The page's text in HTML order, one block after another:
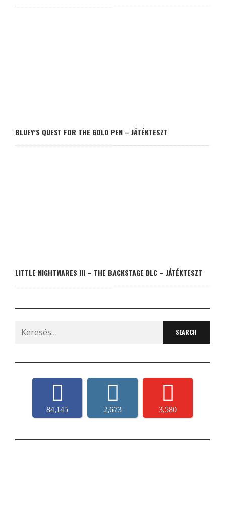
BLUEY’S QUEST FOR THE GOLD PEN – JÁTÉKTESZT
LITTLE NIGHTMARES III – THE BACKSTAGE DLC – JÁTÉKTESZT
Search
for:
84,145 2,673 3,580